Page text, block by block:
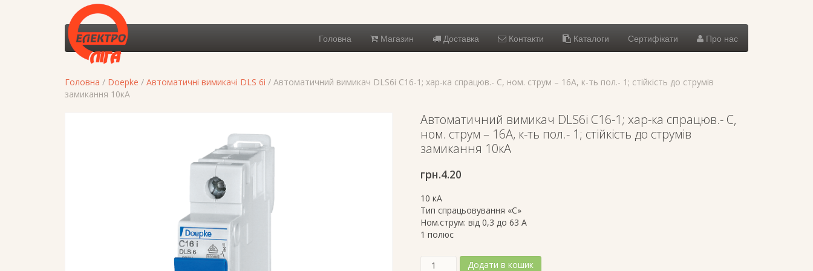
Головна Магазин Доставка Контакти Каталоги Сертифікати Про нас
Головна / Doepke / Автоматичні вимикачі DLS 6i / Автоматичний вимикач DLS6i C16-1; хар-ка спрацюв.- C, ном. струм – 16А, к-ть пол.- 1; стійкість до струмів
замикання 10кА
Автоматичний вимикач DLS6i C16-1; хар-ка спрацюв.- C,
ном. струм – 16А, к-ть пол.- 1; стійкість до струмів
замикання 10кА
грн.4.20
10 кА
Тип спрацьовування «C»
Ном.струм: від 0,3 до 63 А
1 полюс
АвтоматичнийДодати в кошик